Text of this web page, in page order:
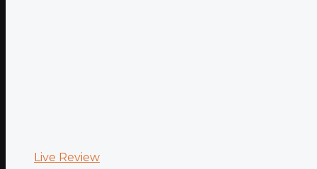
Live Review